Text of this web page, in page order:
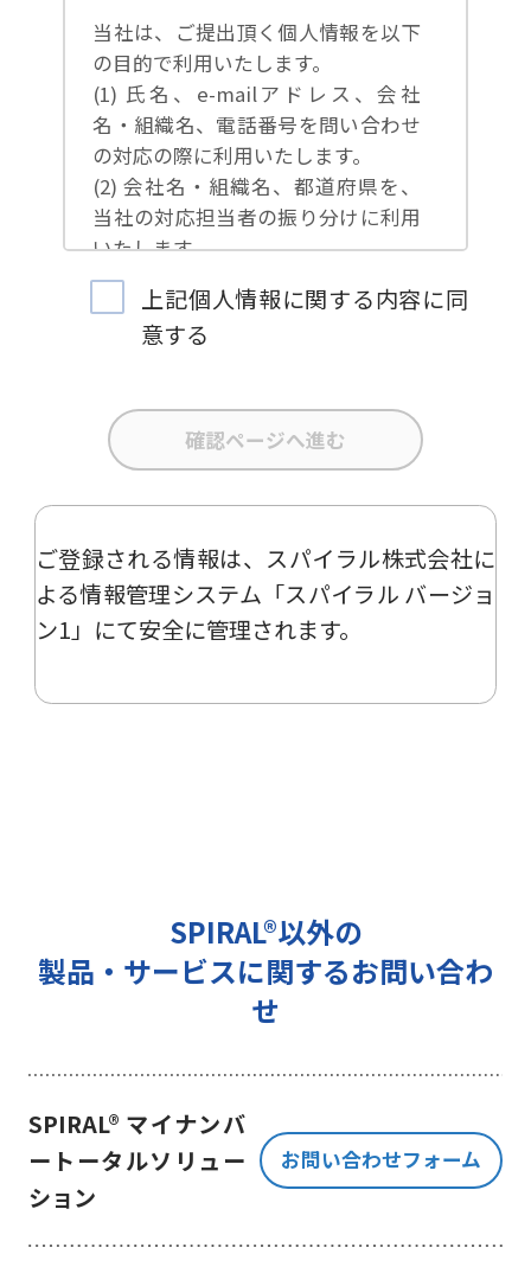
当社は、ご提出頂く個人情報を以下
の目的で利用いたします。
(1) 氏名、e-mailアドレス、会社
名・組織名、電話番号を問い合わせ
の対応の際に利用いたします。
(2) 会社名・組織名、都道府県を、
当社の対応担当者の振り分けに利用
いたします。
(3) お問合せ内容について集計分析
を行い、当社製品・サービスの企画
開発や、販促営業活動の参考にいた
(4) 氏名、e-mailアドレス、会社
名・組織名、電話番号を、当社の製
品・サービスのご案内や当社が独自
ー、イベント、展示会の開催や出展
情報の提供の際に利用いたします。
その他の目的では使用致しません。
2 個人情報の管理について
という）に準拠した適切な保護措置
を講じます。
3 個人情報の第三者提供について
き、ご提出いただく個人情報を、貴
はございません。
但し、お客様から同意をいただいた
場合のみ、日本及びアメリカ合衆国
上記個人情報に関する内容に同
意する
ご登録される情報は、 スパイラル株式会社に
よる情報管理システム「スパイラル バージョ
ン1」 にて安全に管理されます。
SPIRAL®以外の
製品・サービスに関するお問い合わ
せ
SPIRAL® マイナンバ
ートータルソリュー
ション
お問い合わせフォーム